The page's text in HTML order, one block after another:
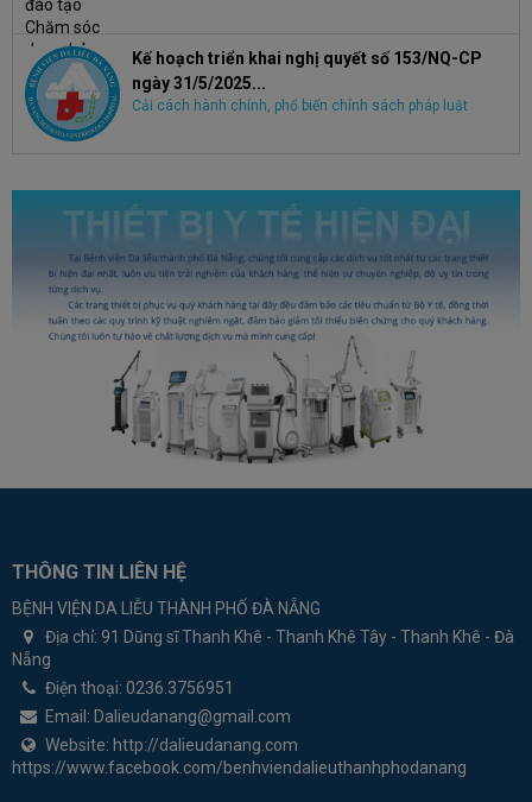
Kế hoạch triển khai nghị quyết số 153/NQ-CP
ngày 31/5/2025...
Cải cách hành chính, phổ biến chính sách pháp luật
THÔNG TIN LIÊN HỆ
BỆNH VIỆN DA LIỄU THÀNH PHỐ ĐÀ NẴNG
Địa chỉ: 91 Dũng sĩ Thanh Khê - Thanh Khê Tây - Thanh Khê - Đà
Nẵng
Điện thoại: 0236.3756951
Email: Dalieudanang@gmail.com
Website: http://dalieudanang.com
https://www.facebook.com/benhviendalieuthanhphodanang